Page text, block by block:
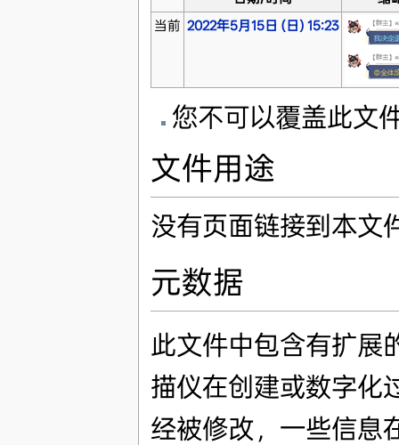
当前 2022年5月15日 (日) 15:23
您不可以覆盖此文
文件用途
没有页面链接到本文
元数据
此文件中包含有扩展
描仪在创建或数字化
经被修改，一些信息